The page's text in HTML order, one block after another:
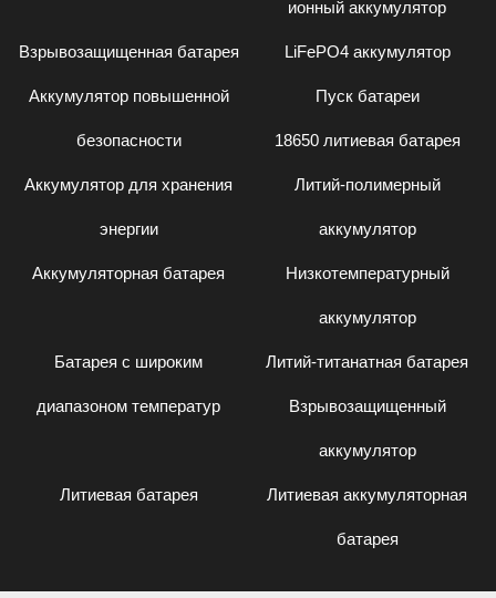
ионный аккумулятор
Взрывозащищенная батарея LiFePO4 аккумулятор
Аккумулятор повышенной
безопасности
Пуск батареи
18650 литиевая батарея
Аккумулятор для хранения
энергии
Литий-полимерный
аккумулятор
Аккумуляторная батарея Низкотемпературный
аккумулятор
Батарея с широким
диапазоном температур
Литий-титанатная батарея
Взрывозащищенный
аккумулятор
Литиевая батарея Литиевая аккумуляторная
батарея